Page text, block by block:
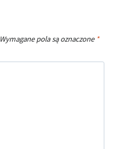
Wymagane pola są oznaczone *